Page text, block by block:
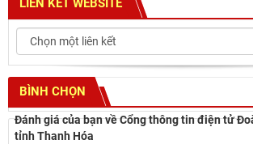
LIÊN KẾT WEBSITE
BÌNH CHỌN
Đánh giá của bạn về Cổng thông tin điện tử
tỉnh Thanh Hóa